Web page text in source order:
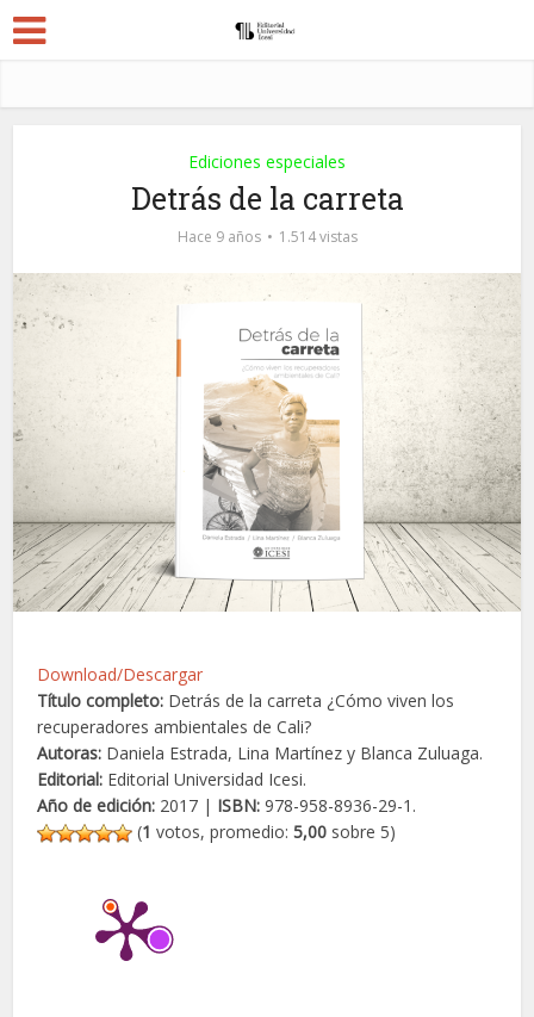
Ediciones especiales
Detrás de la carreta
Hace 9 años 1.514 vistas
Download/Descargar
Título completo: Detrás de la carreta ¿Cómo viven los
recuperadores ambientales de Cali?
Autoras: Daniela Estrada, Lina Martínez y Blanca Zuluaga.
Editorial: Editorial Universidad Icesi.
Año de edición: 2017 | ISBN: 978-958-8936-29-1.
(1 votos, promedio:5,00 sobre 5)